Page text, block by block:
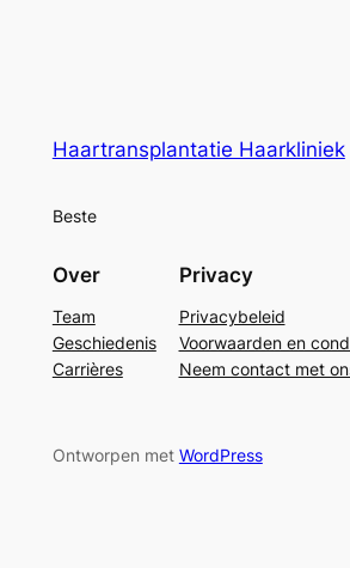
Haartransplantatie Haarkliniek
Beste
Over
Team
Geschiedenis
Carrières
Privacy
Privacybeleid
Voorwaarden en
Neem contact met
Ontworpen met WordPress